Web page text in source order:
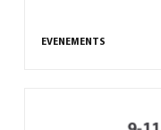
EVENEMENTS